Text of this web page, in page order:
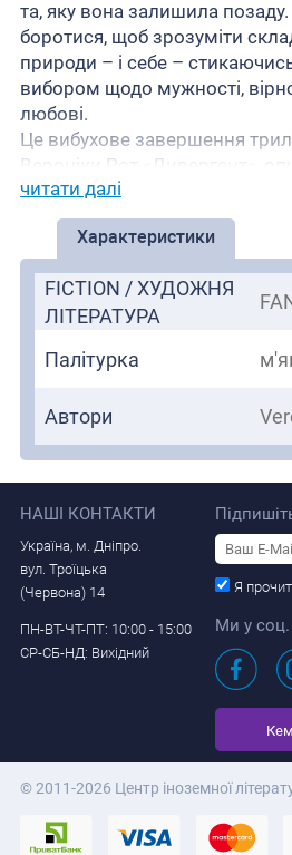
та, яку вона залишила
боротися, щоб зрозуміти
природи – і себе –
вибором щодо мужності,
любові.
Це вибухове завершення
Вероніки Рот «Дивергент»,
подвійної точки зору,
антиутопічного світу, який
Divergent та Insurgent.
читати далі
Характеристики
FICTION / ХУДОЖНЯ
ЛІТЕРАТУРА
Палітурка
Автори
НАШІ КОНТАКТИ
Україна, м. Дніпро.
вул. Троїцька
(Червона) 14
ПН-ВТ-ЧТ-ПТ: 10:00 - 15:00
СР-СБ-НД: Вихідний
Я
Ми у
© 2011-2026 Центр іноземної